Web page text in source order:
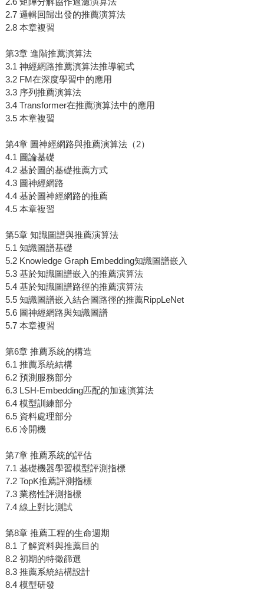
2.7 邏輯回歸出發的推薦演算法
2.8 本章複習
第3章 進階推薦演算法
3.1 神經網路推薦演算法推導範式
3.2 FM在深度學習中的應用
3.3 序列推薦演算法
3.4 Transformer在推薦演算法中的應用
3.5 本章複習
第4章 圖神經網路與推薦演算法（2）
4.1 圖論基礎
4.2 基於圖的基礎推薦方式
4.3 圖神經網路
4.4 基於圖神經網路的推薦
4.5 本章複習
第5章 知識圖譜與推薦演算法
5.1 知識圖譜基礎
5.2 Knowledge Graph Embedding知識圖譜嵌入
5.3 基於知識圖譜嵌入的推薦演算法
5.4 基於知識圖譜路徑的推薦演算法
5.5 知識圖譜嵌入結合圖路徑的推薦RippLeNet
5.6 圖神經網路與知識圖譜
5.7 本章複習
第6章 推薦系統的構造
6.1 推薦系統結構
6.2 預測服務部分
6.3 LSH-Embedding匹配的加速演算法
6.4 模型訓練部分
6.5 資料處理部分
6.6 冷開機
第7章 推薦系統的評估
7.1 基礎機器學習模型評測指標
7.2 TopK推薦評測指標
7.3 業務性評測指標
7.4 線上對比測試
第8章 推薦工程的生命週期
8.1 了解資料與推薦目的
8.2 初期的特徵篩選
8.3 推薦系統結構設計
8.4 模型研發